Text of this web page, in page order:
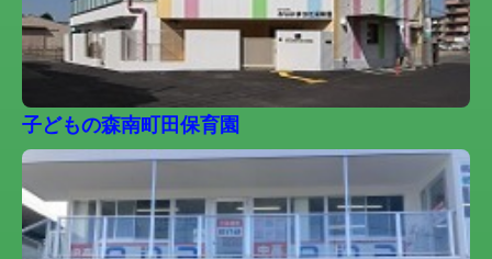
子どもの森南町田保育園